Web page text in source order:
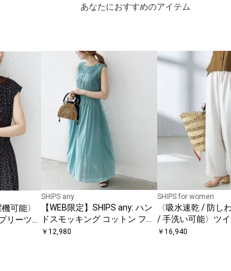
あなたにおすすめのアイテム
可能〉
リーツ
SHIPS any
【WEB限定】SHIPS any: ハン
ドスモッキング コットン フレ
ア ノースリーブ ワンピース
￥ 12,980
SHIPS for women
〈吸水速乾 / 防し
/ 手洗い可能〉ツ
ト パンツ
￥ 16,940